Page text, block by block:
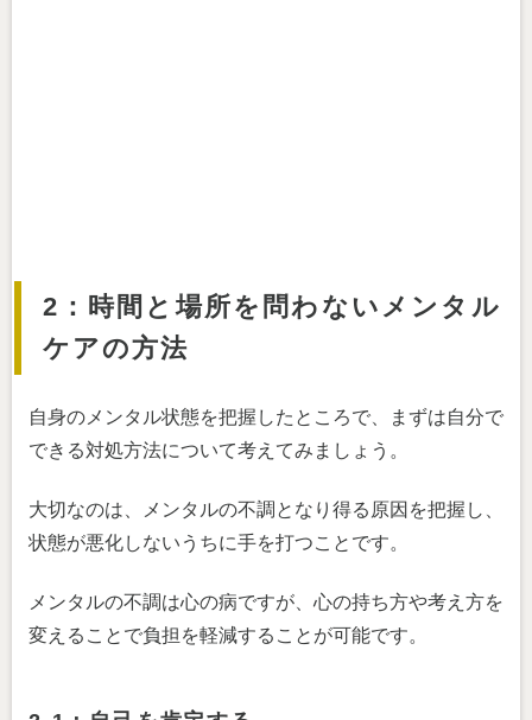
2：時間と場所を問わないメンタル
ケアの方法
自身のメンタル状態を把握したところで、まずは自分で
できる対処方法について考えてみましょう。
大切なのは、メンタルの不調となり得る原因を把握し、
状態が悪化しないうちに手を打つことです。
メンタルの不調は心の病ですが、心の持ち方や考え方を
変えることで負担を軽減することが可能です。